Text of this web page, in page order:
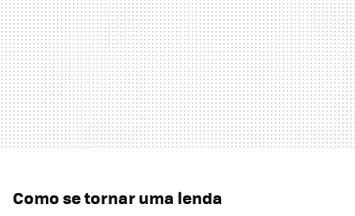
Como se tornar uma lenda